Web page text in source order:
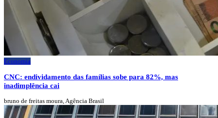
Economia
CNC: endividamento das famílias sobe para 82%, mas
inadimplência cai
bruno de freitas moura, Agência Brasil